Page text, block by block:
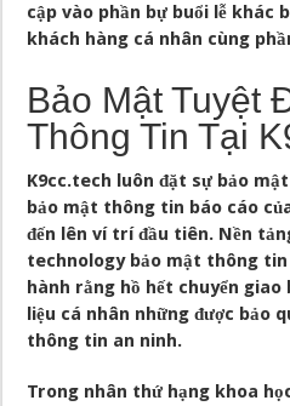
cập vào phần bự buổi lễ khác
khách hàng cá nhân cùng
Bảo Mật Tuyệt
Thông Tin Tại
K9cc.tech luôn đặt sự bảo
bảo mật thông tin báo cáo
đến lên ví trí đầu tiên. Nền
technology bảo mật thông
hành rằng hồ hết chuyển
liệu cá nhân những được bảo
thông tin an ninh.
Trong nhân thứ hạng khoa